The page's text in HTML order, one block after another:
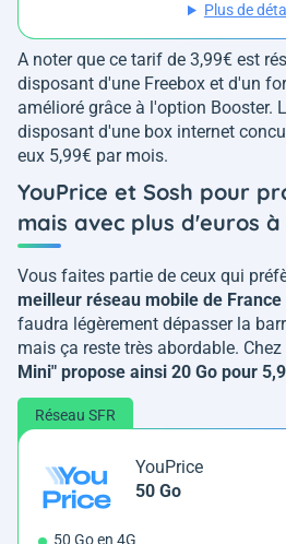
Plus de
A noter que ce tarif de 3,99€ est
disposant d'une Freebox et d'un
amélioré grâce à l'option Booster.
disposant d'une box internet
eux 5,99€ par mois.
YouPrice et Sosh pour
mais avec plus d'euros à
Vous faites partie de ceux qui
meilleur réseau mobile de France
faudra légèrement dépasser la
mais ça reste très abordable. Chez
Mini" propose ainsi 20 Go pour
Réseau SFR
YouPrice
50 Go
50 Go en 4G